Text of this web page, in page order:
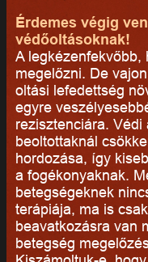
Érdemes végig
védőoltásoknak!
A legkézenfekvőbb,
megelőzni. De
oltási lefedettség
egyre
rezisztenciára.
beoltottaknál
hordozása, így
a fogékonyaknak.
betegségeknek
terápiája, ma is
beavatkozásra van
betegség